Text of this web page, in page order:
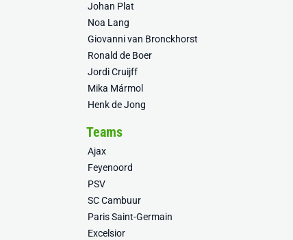
Johan Plat
Noa Lang
Giovanni van Bronckhorst
Ronald de Boer
Jordi Cruijff
Mika Mármol
Henk de Jong
Teams
Ajax
Feyenoord
PSV
SC Cambuur
Paris Saint-Germain
Excelsior